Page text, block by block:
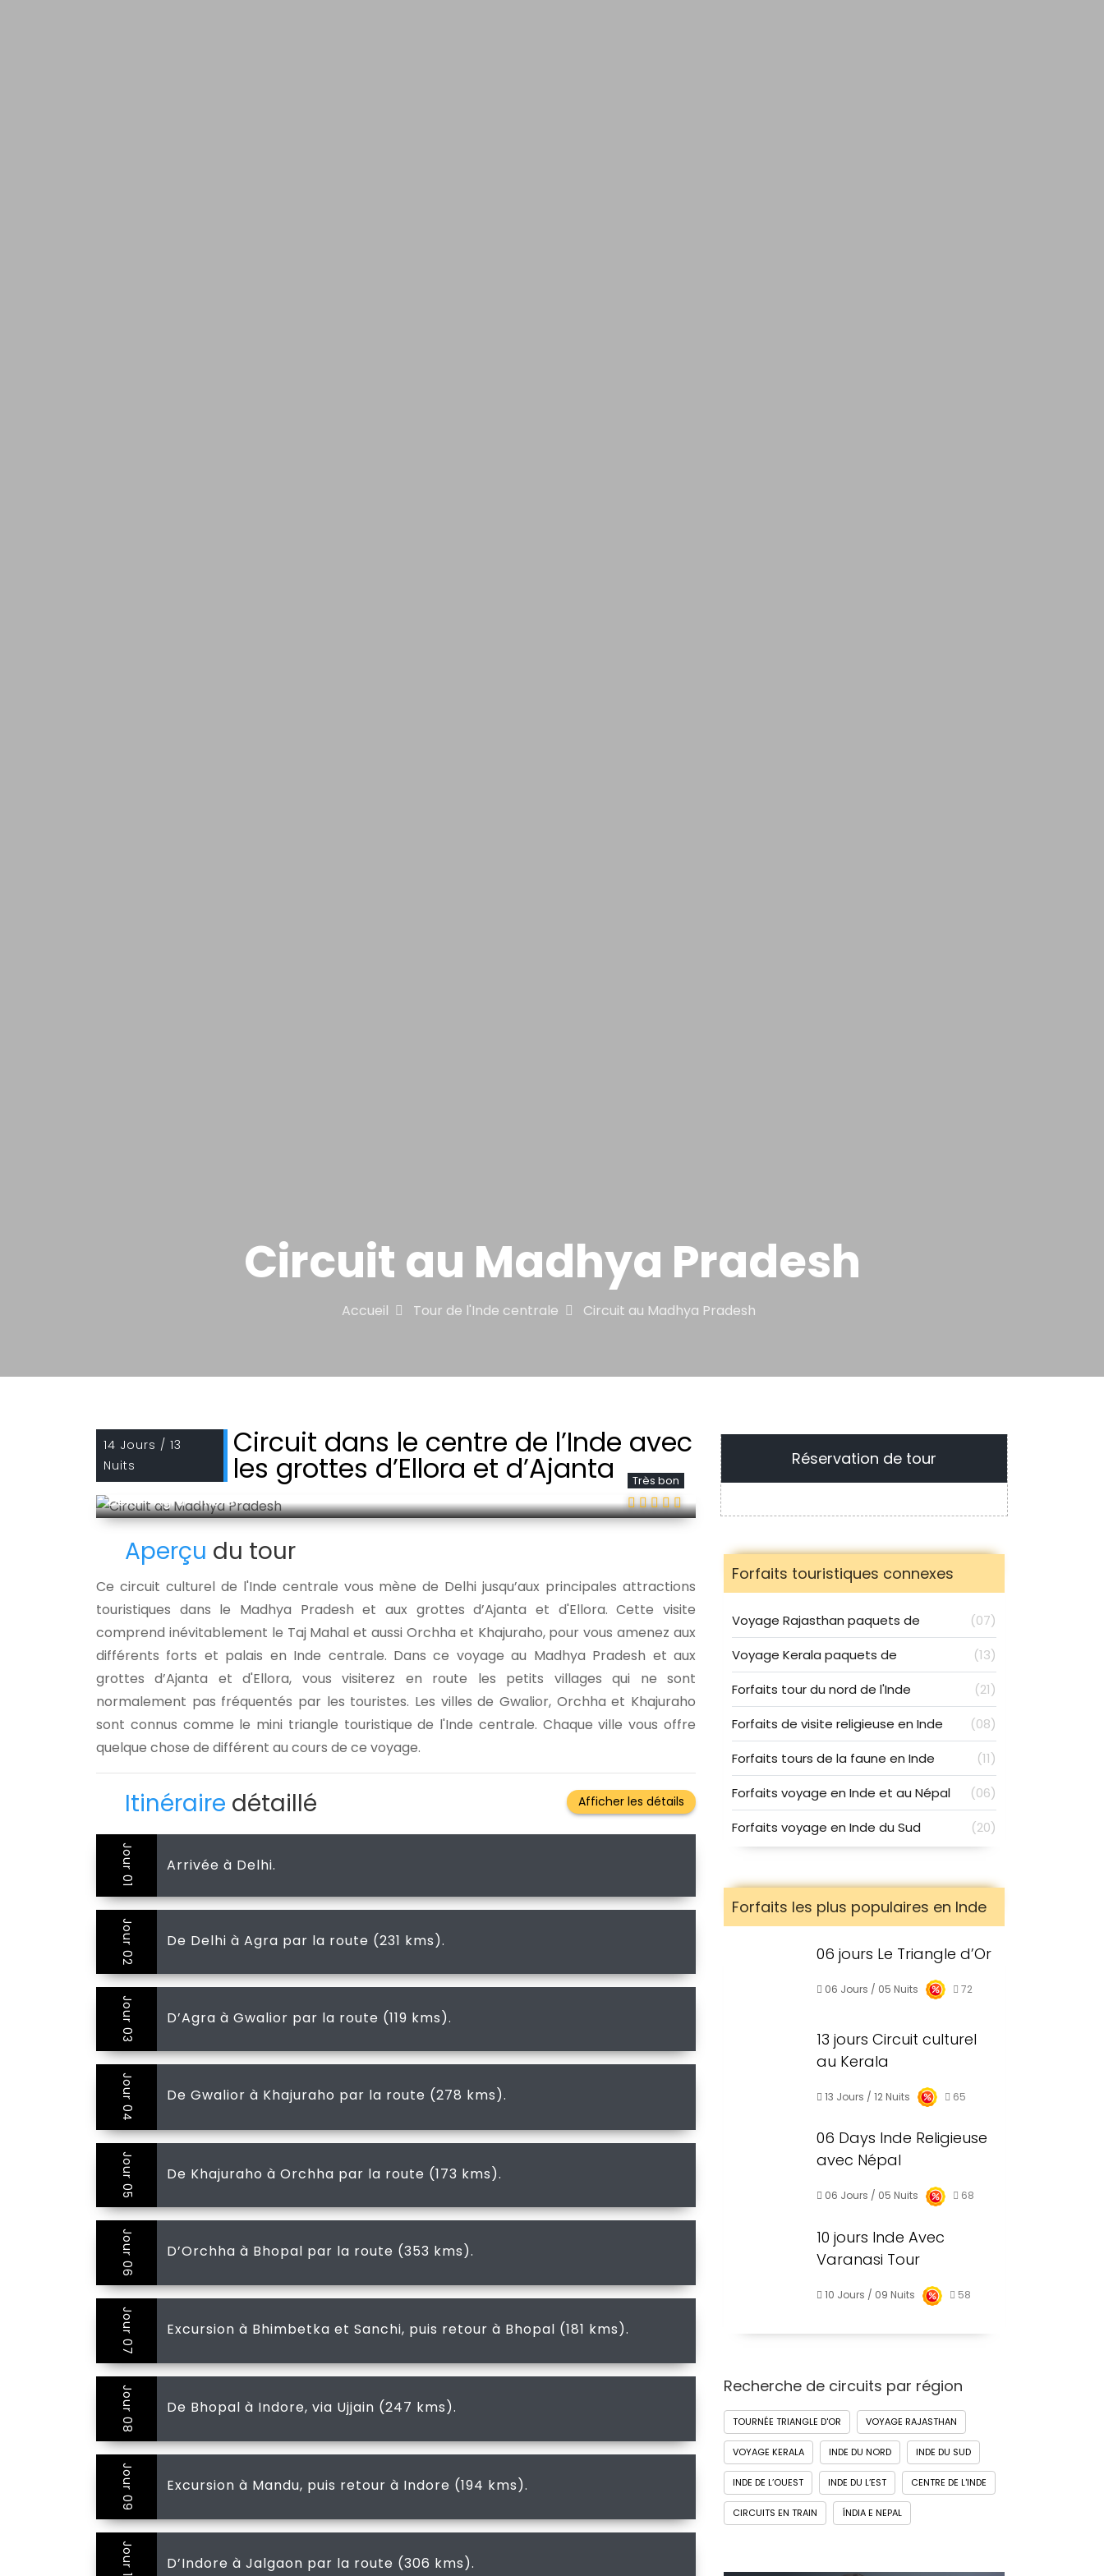
Circuit au Madhya Pradesh
Accueil Tour de l'Inde centrale Circuit au Madhya Pradesh
14 Jours / 13
Nuits
Circuit dans le centre de l’Inde avec
les grottes d’Ellora et d’Ajanta
Delhi - Agra - more
Très bon
Aperçu du tour
Ce circuit culturel de l'Inde centrale vous mène de Delhi jusqu’aux principales attractions
touristiques dans le Madhya Pradesh et aux grottes d’Ajanta et d'Ellora. Cette visite
comprend inévitablement le Taj Mahal et aussi Orchha et Khajuraho, pour vous amenez aux
différents forts et palais en Inde centrale. Dans ce voyage au Madhya Pradesh et aux
grottes d’Ajanta et d'Ellora, vous visiterez en route les petits villages qui ne sont
normalement pas fréquentés par les touristes. Les villes de Gwalior, Orchha et Khajuraho
sont connus comme le mini triangle touristique de l'Inde centrale. Chaque ville vous offre
quelque chose de différent au cours de ce voyage.
Itinéraire détaillé
Jour 01 Arrivée à Delhi.
Jour 02 De Delhi à Agra par la route (231 kms).
Jour 03 D’Agra à Gwalior par la route (119 kms).
Jour 04 De Gwalior à Khajuraho par la route (278 kms).
Jour 05 De Khajuraho à Orchha par la route (173 kms).
Jour 06 D’Orchha à Bhopal par la route (353 kms).
Jour 07 Excursion à Bhimbetka et Sanchi, puis retour à Bhopal (181 kms).
Jour 08 De Bhopal à Indore, via Ujjain (247 kms).
Jour 09 Excursion à Mandu, puis retour à Indore (194 kms).
Jour 10 D’Indore à Jalgaon par la route (306 kms).
Réservation de tour
Forfaits touristiques connexes
Voyage Rajasthan paquets de
(07)
Voyage Kerala paquets de
(13)
Forfaits tour du nord de l'Inde
(21)
Forfaits de visite religieuse en Inde
(08)
Forfaits tours de la faune en Inde
(11)
Forfaits voyage en Inde et au Népal
(06)
Forfaits voyage en Inde du Sud
(20)
Forfaits les plus populaires en Inde
06 jours Le Triangle d’Or
06 Jours / 05 Nuits 72
13 jours Circuit culturel
au Kerala
13 Jours / 12 Nuits 65
06 Days Inde Religieuse
avec Népal
06 Jours / 05 Nuits 68
10 jours Inde Avec
Varanasi Tour
10 Jours / 09 Nuits 58
Recherche de circuits par région
TOURNÉE TRIANGLE D'OR VOYAGE RAJASTHAN
VOYAGE KERALA INDE DU NORD INDE DU SUD
INDE DE L’OUEST INDE DU L’EST CENTRE DE L'INDE
CIRCUITS EN TRAIN ÍNDIA E NEPAL